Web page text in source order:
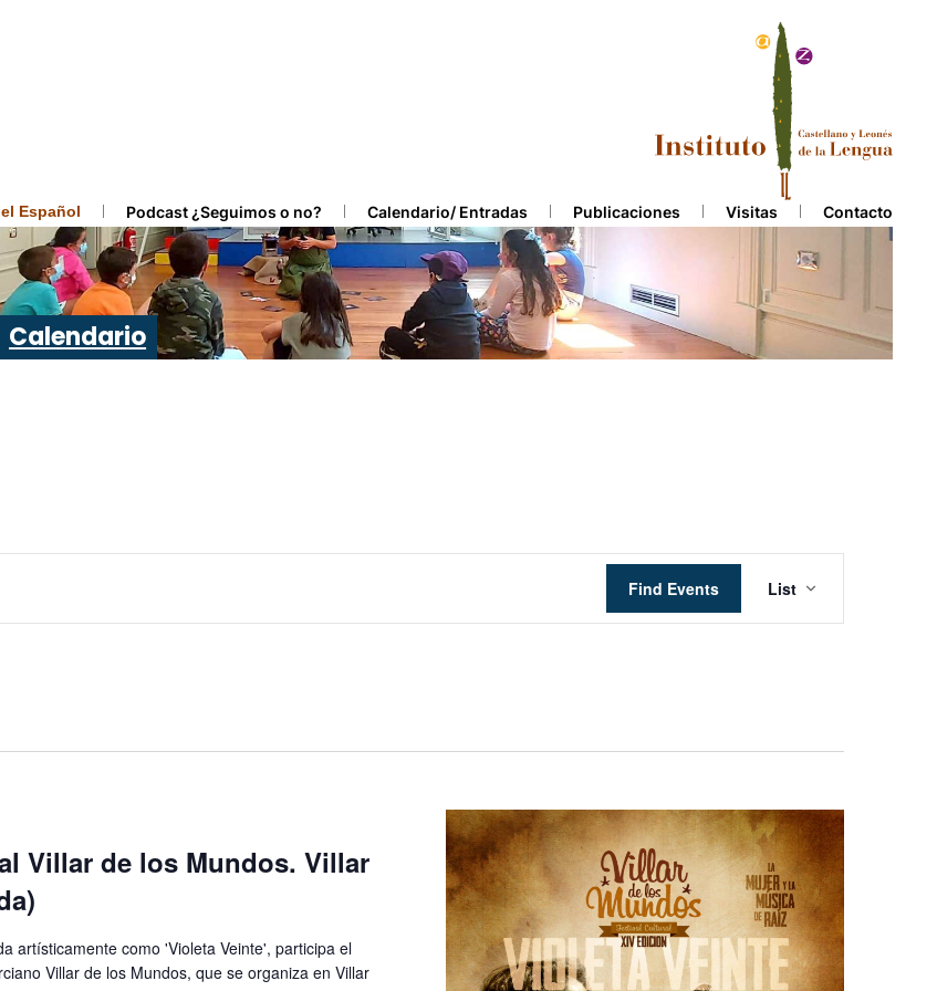
Español Podcast ¿Seguimos o no? Calendario/ Entradas Publicaciones Visitas Contacto
Calendario
Find Events
Views
Navigation
List
Villar de los Mundos. Villar
artísticamente como 'Violeta Veinte', participa el
Villar de los Mundos, que se organiza en Villar